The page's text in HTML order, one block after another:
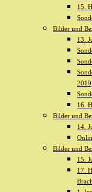
15.
Bilder und
13.
2019
16.
Bilder und
14.
Bilder und
15.
17.